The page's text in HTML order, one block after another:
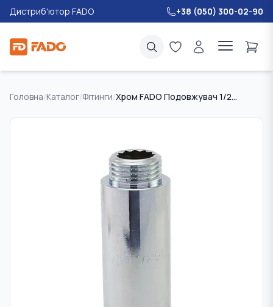
Дистриб'ютор FADO +38 (050) 300-02-90
Головна/Каталог/Фітинги/ Хром FADO Подовжувач 1/2"x25мм